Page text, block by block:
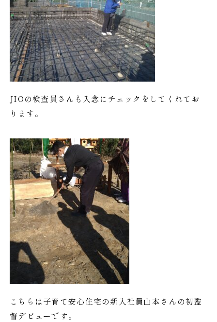
JIOの検査員さんも入念にチェックをしてくれてお
ります。
こちらは子育て安心住宅の新入社員山本さんの初監
督デビューです。